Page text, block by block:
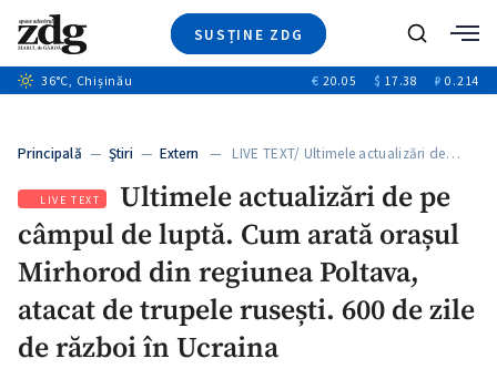
SUSȚINE ZDG
Ştiri
+9
Video
Special
Blog
Caută
36°C, Chișinău € 20.05 $ 17.38 ₽ 0.214
Principală — Ştiri — Extern — LIVE TEXT/ Ultimele actualizări de…
LIVE TEXT
Ultimele actualizări de pe
câmpul de luptă. Cum arată orașul
Mirhorod din regiunea Poltava,
atacat de trupele rusești. 600 de zile
de război în Ucraina